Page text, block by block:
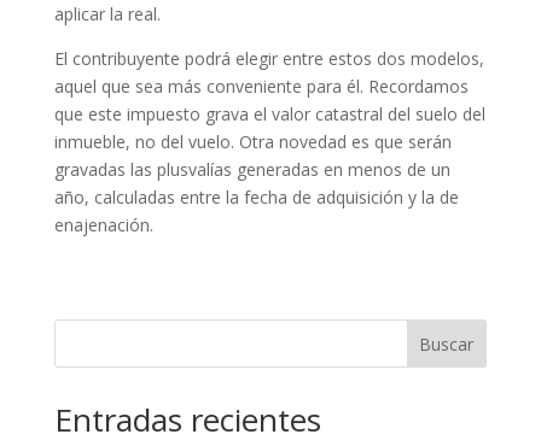
aplicar la real.
El contribuyente podrá elegir entre estos dos modelos,
aquel que sea más conveniente para él. Recordamos
que este impuesto grava el valor catastral del suelo del
inmueble, no del vuelo. Otra novedad es que serán
gravadas las plusvalías generadas en menos de un
año, calculadas entre la fecha de adquisición y la de
enajenación.
Buscar
Entradas recientes